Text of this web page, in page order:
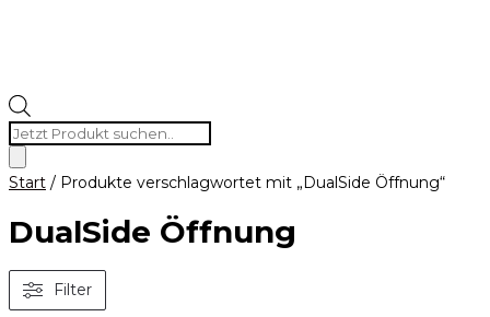
Products
search
Start / Produkte verschlagwortet mit „DualSide Öffnung“
DualSide Öffnung
Filter